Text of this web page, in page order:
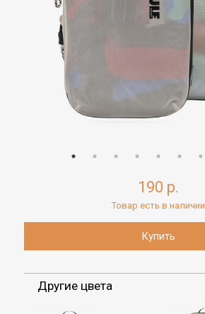
190 р.
Товар есть в наличии
Другие цвета